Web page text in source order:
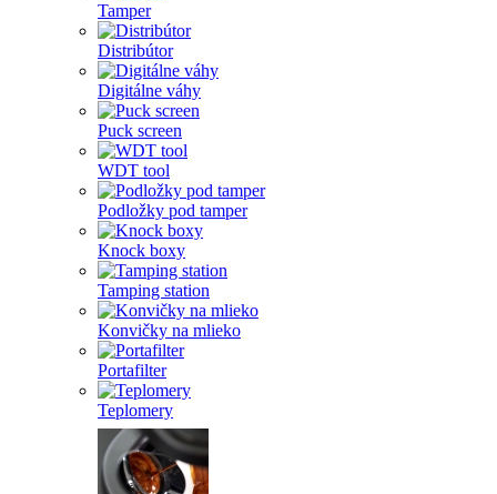
Tamper
Distribútor
Digitálne váhy
Puck screen
WDT tool
Podložky pod tamper
Knock boxy
Tamping station
Konvičky na mlieko
Portafilter
Teplomery